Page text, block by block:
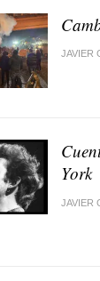
JAVIER
York
JAVIER